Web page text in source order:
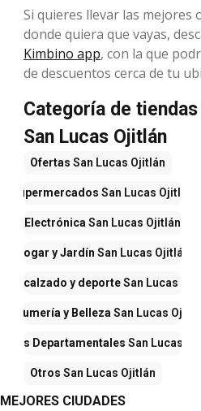
Si quieres llevar las mejores
donde quiera que vayas,
Kimbino app, con la que
de descuentos cerca de tu
Categoría de
San Lucas Ojitlán
Ofertas San Lucas Ojitlán
Supermercados San Lucas Ojitlán
Electrónica San Lucas Ojitlán
Hogar y Jardín San Lucas Ojitlán
calzado y deporteSan Lucas
Perfumería y Belleza San Lucas Ojitlán
Departamentales San Lucas
Otros San Lucas Ojitlán
MEJORES CIUDADES